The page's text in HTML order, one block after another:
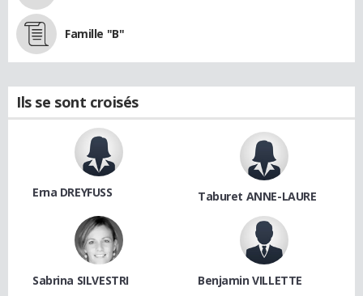
Famille "B"
Ils se sont croisés
Erna DREYFUSS Taburet ANNE-LAURE
Sabrina SILVESTRI Benjamin VILLETTE